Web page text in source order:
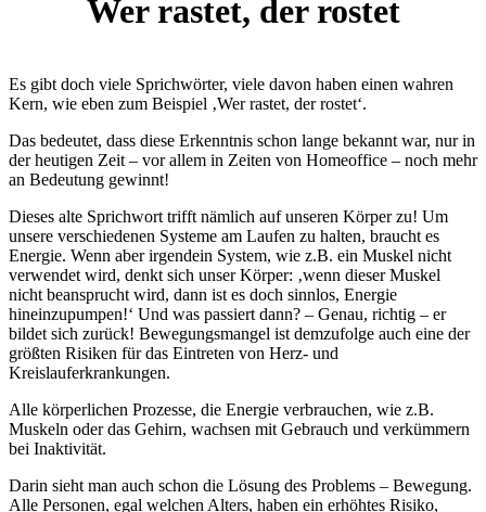
Wer rastet, der rostet
Es gibt doch viele Sprichwörter, viele davon haben einen wahren
Kern, wie eben zum Beispiel ‚Wer rastet, der rostet‘.
Das bedeutet, dass diese Erkenntnis schon lange bekannt war, nur in
der heutigen Zeit – vor allem in Zeiten von Homeoffice – noch mehr
an Bedeutung gewinnt!
Dieses alte Sprichwort trifft nämlich auf unseren Körper zu! Um
unsere verschiedenen Systeme am Laufen zu halten, braucht es
Energie. Wenn aber irgendein System, wie z.B. ein Muskel nicht
verwendet wird, denkt sich unser Körper: ‚wenn dieser Muskel
nicht beansprucht wird, dann ist es doch sinnlos, Energie
hineinzupumpen!‘ Und was passiert dann? – Genau, richtig – er
bildet sich zurück! Bewegungsmangel ist demzufolge auch eine der
größten Risiken für das Eintreten von Herz- und
Kreislauferkrankungen.
Alle körperlichen Prozesse, die Energie verbrauchen, wie z.B.
Muskeln oder das Gehirn, wachsen mit Gebrauch und verkümmern
bei Inaktivität.
Darin sieht man auch schon die Lösung des Problems – Bewegung.
Alle Personen, egal welchen Alters, haben ein erhöhtes Risiko,